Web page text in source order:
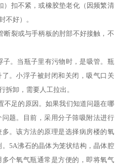
）扣不紧，或橡胶垫老化（因频繁清
不好）。
断裂或与手柄板的肘部不好接触，不
。当瓶子里有污物时，是吸管。瓶
。小浮子被封闭和关闭，吸气口关
拆卸，需要人工拉出。
不足的原因。如果我们知道问题在哪
题。目前，采用分子筛吸附法进行
。该方法的原理是选择病房楼的氧
5A沸石的晶体为笼状结构，晶体腔
个氧气瓶通常是方便的，即将氧气